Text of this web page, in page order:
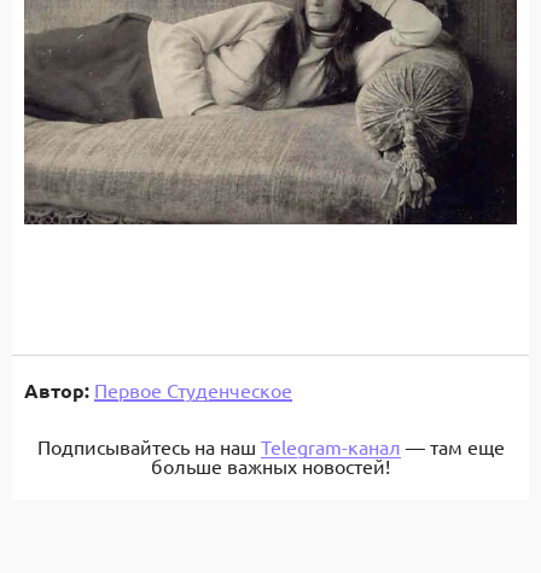
Автор: Первое Студенческое
Подписывайтесь на наш Telegram-канал — там еще
больше важных новостей!